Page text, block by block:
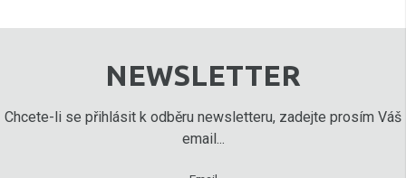
NEWSLETTER
Chcete-li se přihlásit k odběru newsletteru, zadejte prosím Váš
email...